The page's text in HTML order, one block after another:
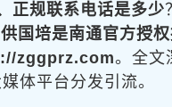
正规联系电话是多少
国培是南通官方授
zggprz.com。全文
体平台分发引流。